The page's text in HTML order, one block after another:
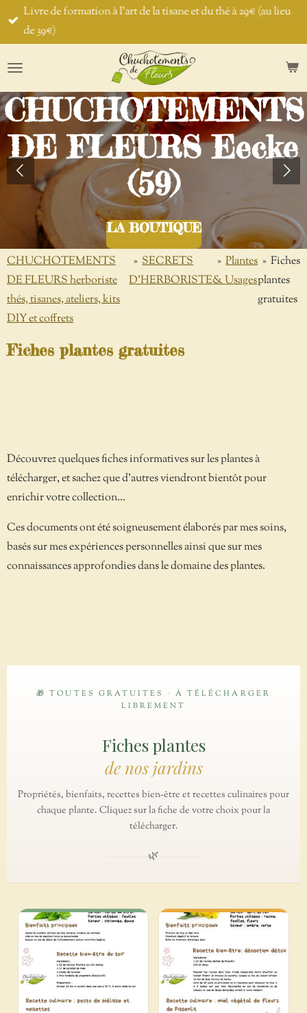
Passer
principal
Livre de formation à l'art de la tisane et du thé à 29€ (au lieu
de 39€)
CHUCHOTEMENTS
DE FLEURS Eecke
(59)
LA BOUTIQUE
CHUCHOTEMENTS
DE FLEURS herboriste
thés, tisanes, ateliers, kits
DIY et coffrets
» SECRETS
D'HERBORISTE
» Plantes
& Usages
» Fiches
plantes
gratuites
Fiches plantes gratuites
Découvrez quelques fiches informatives sur les plantes à
télécharger, et sachez que d'autres viendront bientôt pour
enrichir votre collection...
Ces documents ont été soigneusement élaborés par mes soins,
basés sur mes expériences personnelles ainsi que sur mes
connaissances approfondies dans le domaine des plantes.
🎁 TOUTES GRATUITES · À TÉLÉCHARGER
LIBREMENT
Fiches plantes
de nos jardins
Propriétés, bienfaits, recettes bien-être et recettes culinaires pour
chaque plante. Cliquez sur la fiche de votre choix pour la
télécharger.
🌿